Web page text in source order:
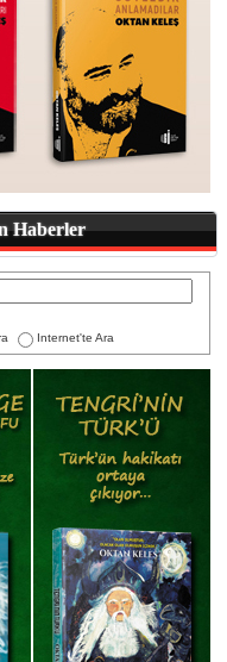
Haberler
Internet'te Ara